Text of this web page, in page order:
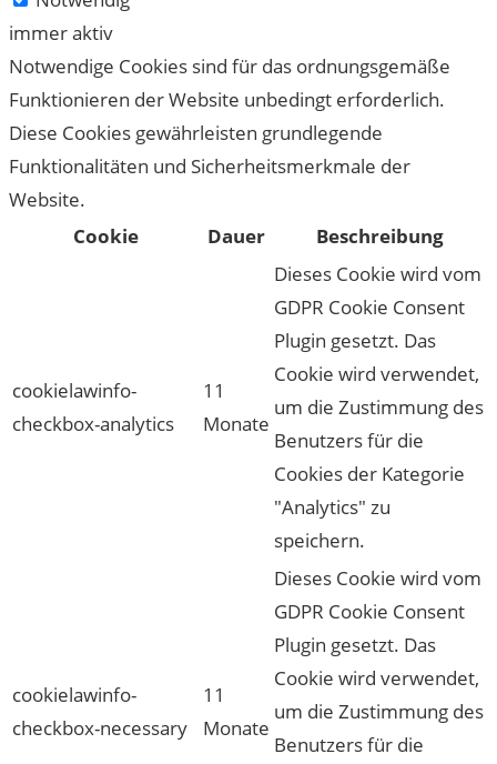
immer aktiv
Notwendige Cookies sind für das ordnungsgemäße
Funktionieren der Website unbedingt erforderlich.
Diese Cookies gewährleisten grundlegende
Funktionalitäten und Sicherheitsmerkmale der
Website.
Cookie
Dauer Beschreibung
cookielawinfo-
checkbox-analytics
11
Monate
Dieses Cookie wird vom
GDPR Cookie Consent
Plugin gesetzt. Das
Cookie wird verwendet,
um die Zustimmung des
Benutzers für die
Cookies der Kategorie
"Analytics" zu
speichern.
cookielawinfo-
checkbox-necessary
11
Monate
Dieses Cookie wird vom
GDPR Cookie Consent
Plugin gesetzt. Das
Cookie wird verwendet,
um die Zustimmung des
Benutzers für die